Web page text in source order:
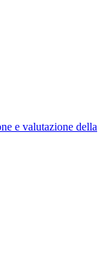
e valutazione della